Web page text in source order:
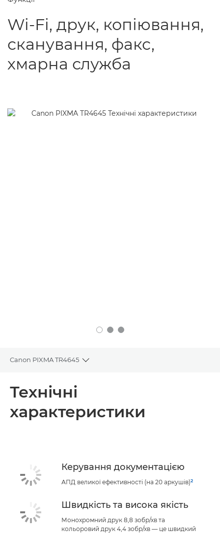
Wi-Fi, друк, копіювання,
сканування, факс,
хмарна служба
Canon PIXMA TR4645
Toggle breadcrumbs
Технічні характеристики
Технічні
характеристики
Керування документацією
АПД великої ефективності (на 20 аркушів)2
Швидкість та висока якість
Монохромний друк 8,8 зобр/хв та
кольоровий друк 4,4 зобр/хв — це швидкий